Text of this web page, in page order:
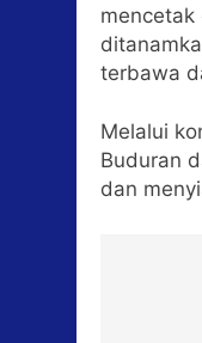
mencetak
terbawa
Melalui
Buduran
dan